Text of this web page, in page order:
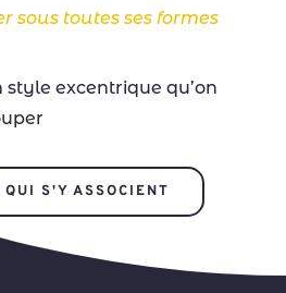
sous toutes ses formes
style excentrique qu’on
QUI S'Y ASSOCIENT